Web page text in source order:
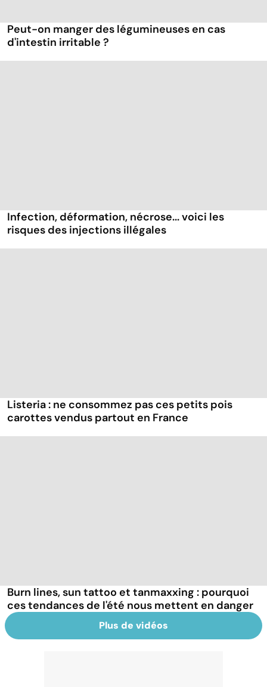
Peut-on manger des légumineuses en cas
d'intestin irritable ?
Infection, déformation, nécrose... voici les
risques des injections illégales
Listeria : ne consommez pas ces petits pois
carottes vendus partout en France
Burn lines, sun tattoo et tanmaxxing : pourquoi
ces tendances de l'été nous mettent en danger
Plus de vidéos